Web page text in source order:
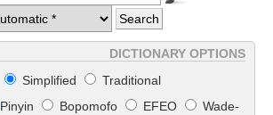
DICTIONARY OPTIONS
Simplified
Traditional
Pinyin Bopomofo EFEO
Wade-